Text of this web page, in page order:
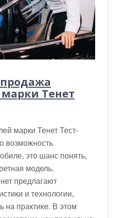
Тенет
марки Тенет Тест-
возможность
это шанс понять,
модель.
предлагают
и технологии,
на практике. В этом